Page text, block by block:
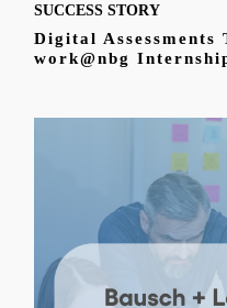
SUCCESS STORY
Digital
work@nbg